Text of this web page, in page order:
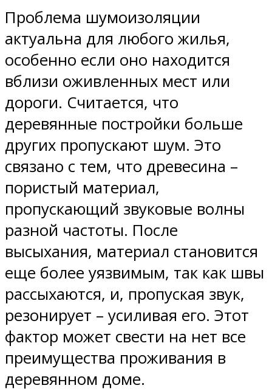
Проблема шумоизоляции
актуальна для любого жилья,
особенно если оно находится
вблизи оживленных мест или
дороги. Считается, что
деревянные постройки больше
других пропускают шум. Это
связано с тем, что древесина –
пористый материал,
пропускающий звуковые волны
разной частоты. После
высыхания, материал становится
еще более уязвимым, так как швы
рассыхаются, и, пропуская звук,
резонирует – усиливая его. Этот
фактор может свести на нет все
преимущества проживания в
деревянном доме.